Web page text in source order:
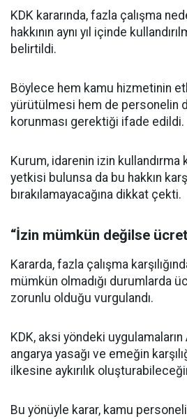
KDK kararında, fazla çalışma
hakkının aynı yıl içinde
belirtildi.
Böylece hem kamu hizmetinin
yürütülmesi hem de personelin
korunması gerektiği ifade edildi.
Kurum, idarenin izin
yetkisi bulunsa da bu hakkın
bırakılamayacağına dikkat çekti.
“İzin mümkün değilse
Kararda, fazla çalışma
mümkün olmadığı durumlarda
zorunlu olduğu vurgulandı.
KDK, aksi yöndeki uygulamaların
angarya yasağı ve emeğin
ilkesine aykırılık
Bu yönüyle karar, kamu